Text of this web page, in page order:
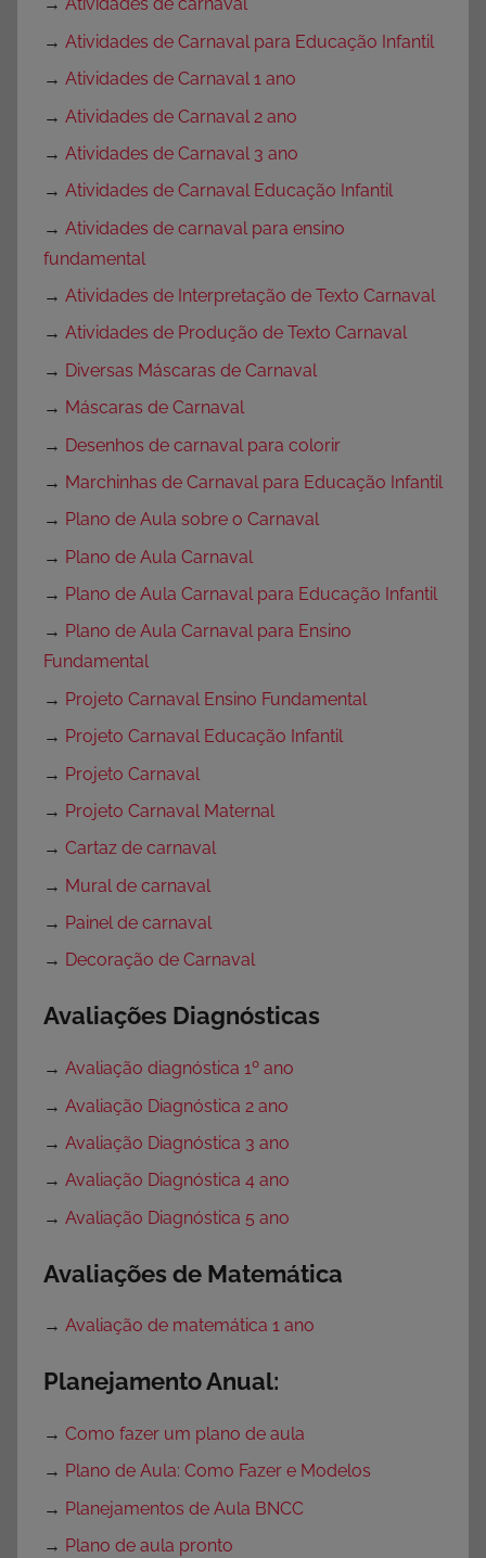
→ Atividades de carnaval
→ Atividades de Carnaval para Educação Infantil
→ Atividades de Carnaval 1 ano
→ Atividades de Carnaval 2 ano
→ Atividades de Carnaval 3 ano
→ Atividades de Carnaval Educação Infantil
→ Atividades de carnaval para ensino
fundamental
→ Atividades de Interpretação de Texto Carnaval
→ Atividades de Produção de Texto Carnaval
→ Diversas Máscaras de Carnaval
→ Máscaras de Carnaval
→ Desenhos de carnaval para colorir
→ Marchinhas de Carnaval para Educação Infantil
→ Plano de Aula sobre o Carnaval
→ Plano de Aula Carnaval
→ Plano de Aula Carnaval para Educação Infantil
→ Plano de Aula Carnaval para Ensino
Fundamental
→ Projeto Carnaval Ensino Fundamental
→ Projeto Carnaval Educação Infantil
→ Projeto Carnaval
→ Projeto Carnaval Maternal
→ Cartaz de carnaval
→ Mural de carnaval
→ Painel de carnaval
→ Decoração de Carnaval
Avaliações Diagnósticas
→ Avaliação diagnóstica 1º ano
→ Avaliação Diagnóstica 2 ano
→ Avaliação Diagnóstica 3 ano
→ Avaliação Diagnóstica 4 ano
→ Avaliação Diagnóstica 5 ano
Avaliações de Matemática
→ Avaliação de matemática 1 ano
Planejamento Anual:
→ Como fazer um plano de aula
→ Plano de Aula: Como Fazer e Modelos
→ Planejamentos de Aula BNCC
→ Plano de aula pronto